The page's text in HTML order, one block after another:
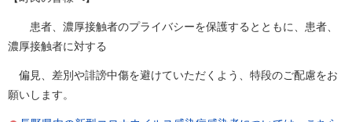
患者、濃厚接触者のプライバシーを保護するとともに、患者、
濃厚接触者に対する
偏見、差別や誹謗中傷を避けていただくよう、特段のご配慮をお
願いします。